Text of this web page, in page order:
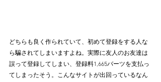
どちらも良く作られていて、初めて登録をする人な
ら騙されてしまいますよね。実際に友人のお友達は
誤って登録してしまい、登録料1,665バーツを支払っ
てしまったそう。こんなサイトが出回っているなん